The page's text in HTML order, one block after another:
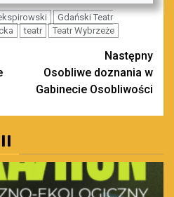
Gdański Teatr
teatr Teatr Wybrzeże
Następny
Osobliwe doznania w
Gabinecie Osobliwości